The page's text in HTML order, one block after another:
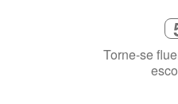
Torne-se